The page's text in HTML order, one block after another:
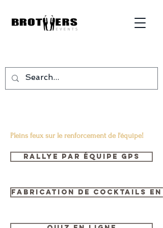
Pleins feux sur le renforcement de l'équipe!
Rallye par équipe GPS
Fabrication de cocktails en